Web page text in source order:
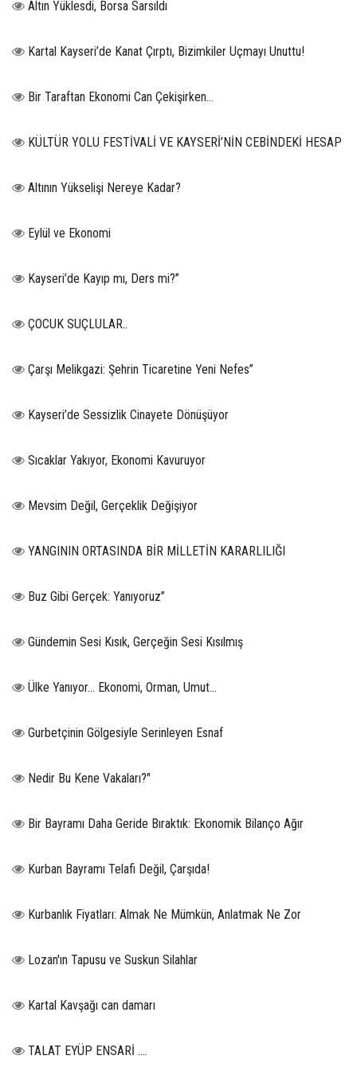
Altın Yüklesdi, Borsa Sarsıldı
Kartal Kayseri’de Kanat Çırptı, Bizimkiler Uçmayı Unuttu!
Bir Taraftan Ekonomi Can Çekişirken…
KÜLTÜR YOLU FESTİVALİ VE KAYSERİ’NİN CEBİNDEKİ HESAP
Altının Yükselişi Nereye Kadar?
Eylül ve Ekonomi
Kayseri’de Kayıp mı, Ders mi?”
ÇOCUK SUÇLULAR..
Çarşı Melikgazi: Şehrin Ticaretine Yeni Nefes”
Kayseri’de Sessizlik Cinayete Dönüşüyor
Sıcaklar Yakıyor, Ekonomi Kavuruyor
Mevsim Değil, Gerçeklik Değişiyor
YANGININ ORTASINDA BİR MİLLETİN KARARLILIĞI
Buz Gibi Gerçek: Yanıyoruz”
Gündemin Sesi Kısık, Gerçeğin Sesi Kısılmış
Ülke Yanıyor… Ekonomi, Orman, Umut…
Gurbetçinin Gölgesiyle Serinleyen Esnaf
Nedir Bu Kene Vakaları?"
Bir Bayramı Daha Geride Bıraktık: Ekonomik Bilanço Ağır
Kurban Bayramı Telafi Değil, Çarşıda!
Kurbanlık Fiyatları: Almak Ne Mümkün, Anlatmak Ne Zor
Lozan'ın Tapusu ve Suskun Silahlar
Kartal Kavşağı can damarı
TALAT EYÜP ENSARİ ….